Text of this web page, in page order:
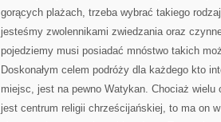
gorących plażach, trzeba wybrać takiego
jesteśmy zwolennikami zwiedzania oraz
pojedziemy musi posiadać mnóstwo takich
Doskonałym celem podróży dla każdego kto
miejsc, jest na pewno Watykan. Chociaż
jest centrum religii chrześcijańskiej, to ma on